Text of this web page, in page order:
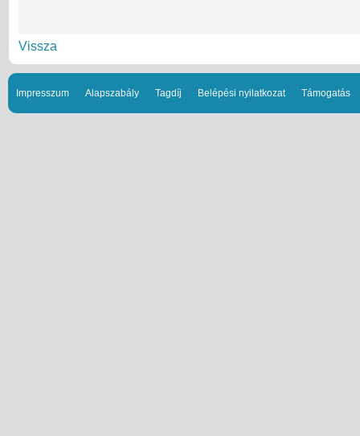
Vissza
Impresszum Alapszabály Tagdíj Belépési nyilatkozat Támogatás